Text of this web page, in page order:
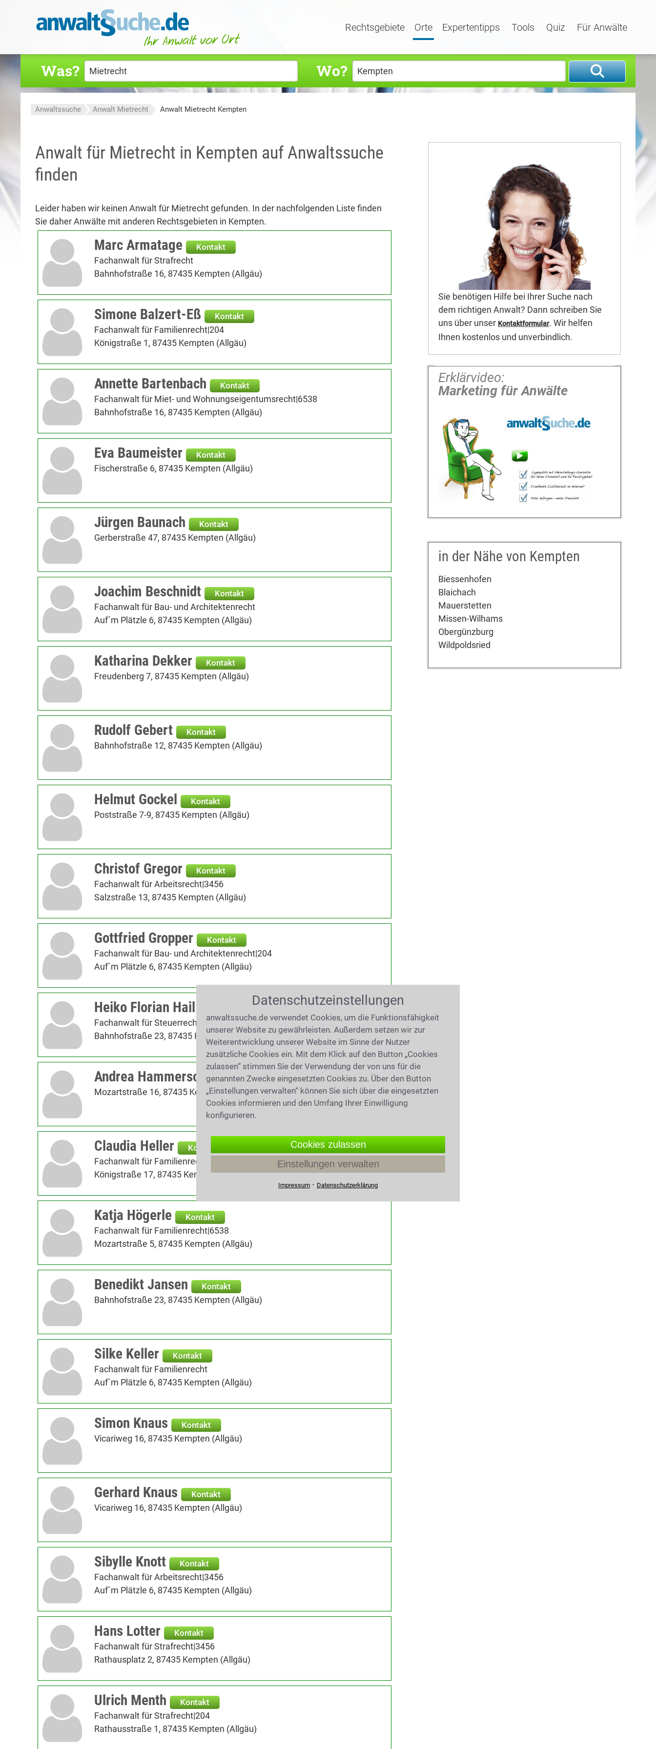
Rechtsgebiete Orte Expertentipps Tools Quiz Für Anwälte
Was? Wo?
Anwaltssuche Anwalt Mietrecht Anwalt Mietrecht Kempten
Anwalt für Mietrecht in Kempten auf Anwaltssuche
finden
Leider haben wir keinen Anwalt für Mietrecht gefunden. In der nachfolgenden Liste finden
Sie daher Anwälte mit anderen Rechtsgebieten in Kempten.
Marc Armatage Kontakt
Fachanwalt für Strafrecht
Bahnhofstraße 16, 87435 Kempten (Allgäu)
Simone Balzert-Eß Kontakt
Fachanwalt für Familienrecht|204
Königstraße 1, 87435 Kempten (Allgäu)
Annette Bartenbach Kontakt
Fachanwalt für Miet- und Wohnungseigentumsrecht|6538
Bahnhofstraße 16, 87435 Kempten (Allgäu)
Eva Baumeister Kontakt
Fischerstraße 6, 87435 Kempten (Allgäu)
Jürgen Baunach Kontakt
Gerberstraße 47, 87435 Kempten (Allgäu)
Joachim Beschnidt Kontakt
Fachanwalt für Bau- und Architektenrecht
Auf´m Plätzle 6, 87435 Kempten (Allgäu)
Katharina Dekker Kontakt
Freudenberg 7, 87435 Kempten (Allgäu)
Rudolf Gebert Kontakt
Bahnhofstraße 12, 87435 Kempten (Allgäu)
Helmut Gockel Kontakt
Poststraße 7-9, 87435 Kempten (Allgäu)
Christof Gregor Kontakt
Fachanwalt für Arbeitsrecht|3456
Salzstraße 13, 87435 Kempten (Allgäu)
Gottfried Gropper Kontakt
Fachanwalt für Bau- und Architektenrecht|204
Auf´m Plätzle 6, 87435 Kempten (Allgäu)
Heiko Florian Hail
Fachanwalt für Steuerrecht
Bahnhofstraße 23, 87435 Kempten (Allgäu)
Andrea Hammerschmidt Kontakt
Mozartstraße 16, 87435 Kempten (Allgäu)
Claudia Heller Kontakt
Fachanwalt für Familienrecht|6538
Königstraße 17, 87435 Kempten (Allgäu)
Katja Högerle Kontakt
Fachanwalt für Familienrecht|6538
Mozartstraße 5, 87435 Kempten (Allgäu)
Benedikt Jansen Kontakt
Bahnhofstraße 23, 87435 Kempten (Allgäu)
Silke Keller Kontakt
Fachanwalt für Familienrecht
Auf´m Plätzle 6, 87435 Kempten (Allgäu)
Simon Knaus Kontakt
Vicariweg 16, 87435 Kempten (Allgäu)
Gerhard Knaus Kontakt
Vicariweg 16, 87435 Kempten (Allgäu)
Sibylle Knott Kontakt
Fachanwalt für Arbeitsrecht|3456
Auf´m Plätzle 6, 87435 Kempten (Allgäu)
Hans Lotter Kontakt
Fachanwalt für Strafrecht|3456
Rathausplatz 2, 87435 Kempten (Allgäu)
Ulrich Menth Kontakt
Fachanwalt für Strafrecht|204
Rathausstraße 1, 87435 Kempten (Allgäu)
Sie benötigen Hilfe bei Ihrer Suche nach
dem richtigen Anwalt? Dann schreiben Sie
uns über unser Kontaktformular. Wir helfen
Ihnen kostenlos und unverbindlich.
Erklärvideo:
Marketing für Anwälte
in der Nähe von Kempten
Biessenhofen
Blaichach
Mauerstetten
Missen-Wilhams
Obergünzburg
Wildpoldsried
Datenschutzeinstellungen
anwaltssuche.de verwendet Cookies, um die Funktionsfähigkeit
unserer Website zu gewährleisten. Außerdem setzen wir zur
Weiterentwicklung unserer Website im Sinne der Nutzer
zusätzliche Cookies ein. Mit dem Klick auf den Button „Cookies
zulassen“ stimmen Sie der Verwendung der von uns für die
genannten Zwecke eingesetzten Cookies zu. Über den Button
„Einstellungen verwalten“ können Sie sich über die eingesetzten
Cookies informieren und den Umfang Ihrer Einwilligung
konfigurieren.
Cookies zulassen
Einstellungen verwalten
Impressum ⁃ Datenschutzerklärung